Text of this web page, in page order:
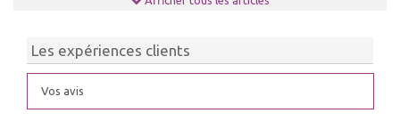
Les expériences clients
Vos avis